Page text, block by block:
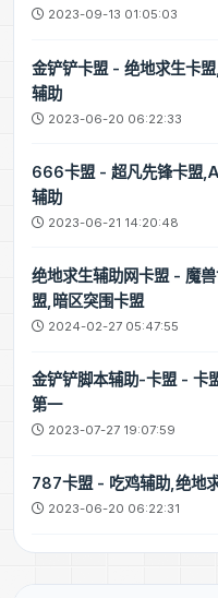
2023-09-13 01:05:03
金铲铲卡盟 - 绝地求生卡
辅助
2023-06-20 06:22:33
666卡盟 - 超凡先锋卡盟
辅助
2023-06-21 14:20:48
绝地求生辅助网卡盟 - 魔
盟,暗区突围卡盟
2024-02-27 05:47:55
金铲铲脚本辅助-卡盟 - 卡
第一
2023-07-27 19:07:59
787卡盟 - 吃鸡辅助,绝地
2023-06-20 06:22:31